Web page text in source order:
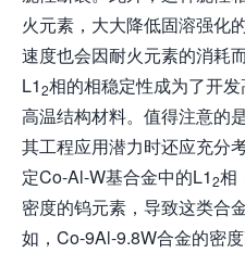
火元素，大大降低固溶强化
速度也会因耐火元素的消耗
L12相的相稳定性成为了开
高温结构材料。值得注意的
其工程应用潜力时还应充分
定Co-Al-W基合金中的L12相
密度的钨元素，导致这类合
如，Co-9Al-9.8W合金的密